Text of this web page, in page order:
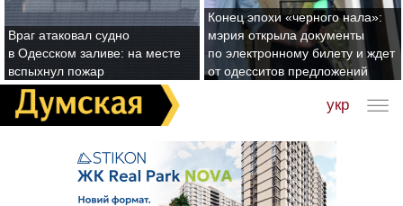
Враг атаковал судно
в Одесском заливе: на месте
вспыхнул пожар
Конец эпохи «черного нала»:
мэрия открыла документы
по электронному билету и ждет
от одесситов предложений
укр